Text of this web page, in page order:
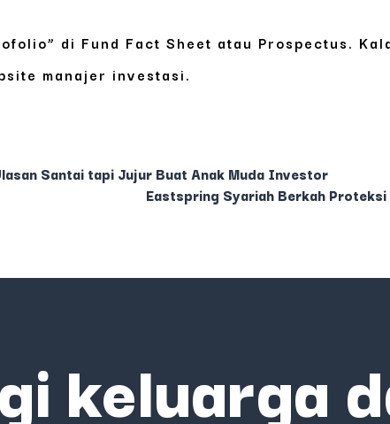
di Fund Fact Sheet atau Prospectus.
manajer investasi.
Santai tapi Jujur Buat Anak Muda Investor
Eastspring Syariah Berkah
keluarga